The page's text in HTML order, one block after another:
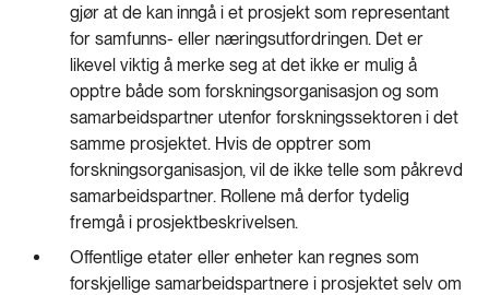
gjør at de kan inngå i et prosjekt som representant
for samfunns- eller næringsutfordringen. Det er
likevel viktig å merke seg at det ikke er mulig å
opptre både som forsknings­organisasjon og som
samarbeidspartner utenfor forskningssektoren i det
samme prosjektet. Hvis de opptrer som
forskningsorganisasjon, vil de ikke telle som påkrevd
samarbeidspartner. Rollene må derfor tydelig
fremgå i prosjektbeskrivelsen.
Offentlige etater eller enheter kan regnes som
forskjellige samarbeidspartnere i prosjektet selv om